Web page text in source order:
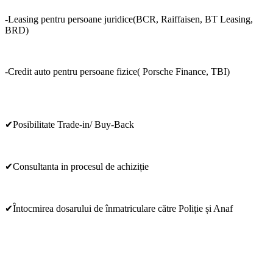
-Leasing pentru persoane juridice(BCR, Raiffaisen, BT Leasing,
BRD)
-Credit auto pentru persoane fizice( Porsche Finance, TBI)
✔Posibilitate Trade-in/ Buy-Back
✔Consultanta in procesul de achiziție
✔Întocmirea dosarului de înmatriculare către Poliție și Anaf